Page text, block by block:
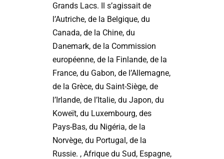
Grands Lacs. Il s’agissait de
l’Autriche, de la Belgique, du
Canada, de la Chine, du
Danemark, de la Commission
européenne, de la Finlande, de la
France, du Gabon, de l’Allemagne,
de la Grèce, du Saint-Siège, de
l’Irlande, de l’Italie, du Japon, du
Koweït, du Luxembourg, des
Pays-Bas, du Nigéria, de la
Norvège, du Portugal, de la
Russie. , Afrique du Sud, Espagne,